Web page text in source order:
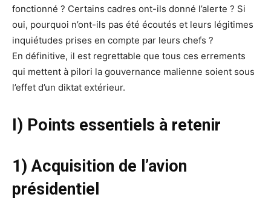
fonctionné ? Certains cadres ont-ils donné l’alerte ? Si
oui, pourquoi n’ont-ils pas été écoutés et leurs légitimes
inquiétudes prises en compte par leurs chefs ?
En définitive, il est regrettable que tous ces errements
qui mettent à pilori la gouvernance malienne soient sous
l’effet d’un diktat extérieur.
I) Points essentiels à retenir
1) Acquisition de l’avion
présidentiel